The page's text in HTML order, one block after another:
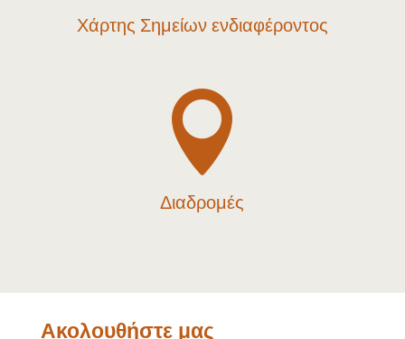
Χάρτης Σημείων ενδιαφέροντος

Διαδρομές
Ακολουθήστε μας